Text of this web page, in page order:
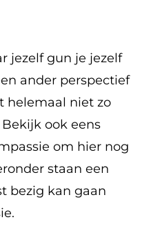
jezelf gun je jezelf
ander perspectief
helemaal niet zo
ook eens
om hier nog
staan een
bezig kan gaan